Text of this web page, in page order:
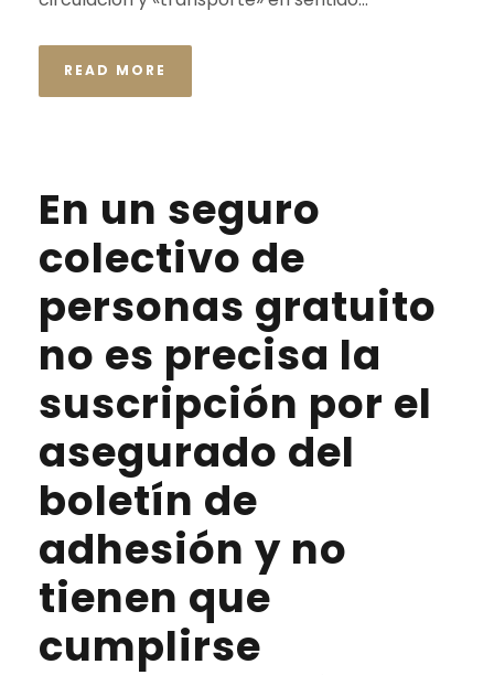
READ MORE
En un seguro
colectivo de
personas gratuito
no es precisa la
suscripción por el
asegurado del
boletín de
adhesión y no
tienen que
cumplirse